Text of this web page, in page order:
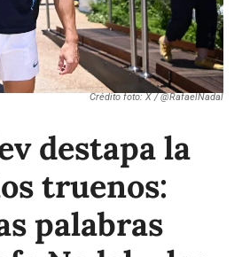
Crédito foto: X / @RafaelNadal
destapa la
truenos:
palabras